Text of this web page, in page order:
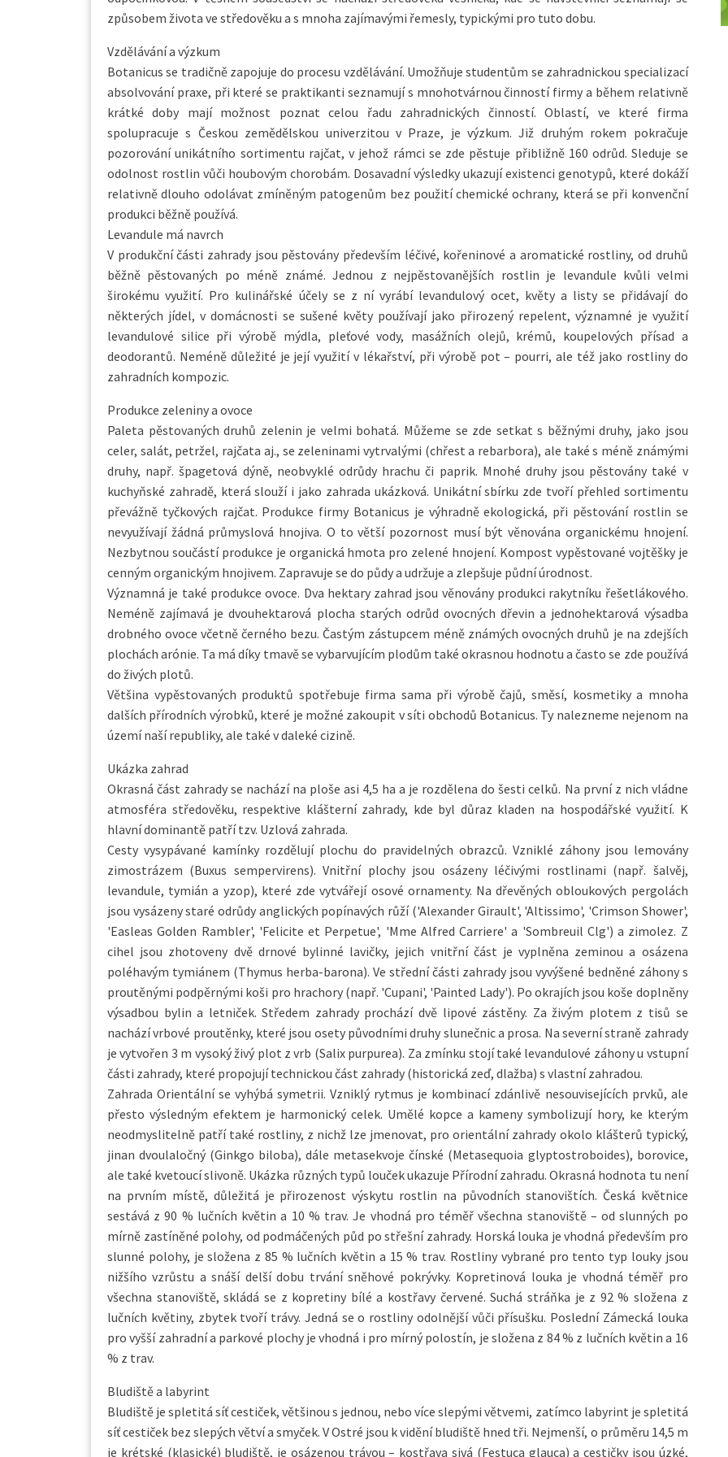
způsobem života ve středověku a s mnoha zajímavými řemesly, typickými pro tuto dobu.
Vzdělávání a výzkum
Botanicus se tradičně zapojuje do procesu vzdělávání. Umožňuje studentům se zahradnickou specializací
absolvování praxe, při které se praktikanti seznamují s mnohotvárnou činností firmy a během relativně
krátké doby mají možnost poznat celou řadu zahradnických činností. Oblastí, ve které firma
spolupracuje s Českou zemědělskou univerzitou v Praze, je výzkum. Již druhým rokem pokračuje
pozorování unikátního sortimentu rajčat, v jehož rámci se zde pěstuje přibližně 160 odrůd. Sleduje se
odolnost rostlin vůči houbovým chorobám. Dosavadní výsledky ukazují existenci genotypů, které dokáží
relativně dlouho odolávat zmíněným patogenům bez použití chemické ochrany, která se při konvenční
produkci běžně používá.
Levandule má navrch
V produkční části zahrady jsou pěstovány především léčivé, kořeninové a aromatické rostliny, od druhů
běžně pěstovaných po méně známé. Jednou z nejpěstovanějších rostlin je levandule kvůli velmi
širokému využití. Pro kulinářské účely se z ní vyrábí levandulový ocet, květy a listy se přidávají do
některých jídel, v domácnosti se sušené květy používají jako přirozený repelent, významné je využití
levandulové silice při výrobě mýdla, pleťové vody, masážních olejů, krémů, koupelových přísad a
deodorantů. Neméně důležité je její využití v lékařství, při výrobě pot – pourri, ale též jako rostliny do
zahradních kompozic.
Produkce zeleniny a ovoce
Paleta pěstovaných druhů zelenin je velmi bohatá. Můžeme se zde setkat s běžnými druhy, jako jsou
celer, salát, petržel, rajčata aj., se zeleninami vytrvalými (chřest a rebarbora), ale také s méně známými
druhy, např. špagetová dýně, neobvyklé odrůdy hrachu či paprik. Mnohé druhy jsou pěstovány také v
kuchyňské zahradě, která slouží i jako zahrada ukázková. Unikátní sbírku zde tvoří přehled sortimentu
převážně tyčkových rajčat. Produkce firmy Botanicus je výhradně ekologická, při pěstování rostlin se
nevyužívají žádná průmyslová hnojiva. O to větší pozornost musí být věnována organickému hnojení.
Nezbytnou součástí produkce je organická hmota pro zelené hnojení. Kompost vypěstované vojtěšky je
cenným organickým hnojivem. Zapravuje se do půdy a udržuje a zlepšuje půdní úrodnost.
Významná je také produkce ovoce. Dva hektary zahrad jsou věnovány produkci rakytníku řešetlákového.
Neméně zajímavá je dvouhektarová plocha starých odrůd ovocných dřevin a jednohektarová výsadba
drobného ovoce včetně černého bezu. Častým zástupcem méně známých ovocných druhů je na zdejších
plochách arónie. Ta má díky tmavě se vybarvujícím plodům také okrasnou hodnotu a často se zde používá
do živých plotů.
Většina vypěstovaných produktů spotřebuje firma sama při výrobě čajů, směsí, kosmetiky a mnoha
dalších přírodních výrobků, které je možné zakoupit v síti obchodů Botanicus. Ty nalezneme nejenom na
území naší republiky, ale také v daleké cizině.
Ukázka zahrad
Okrasná část zahrady se nachází na ploše asi 4,5 ha a je rozdělena do šesti celků. Na první z nich vládne
atmosféra středověku, respektive klášterní zahrady, kde byl důraz kladen na hospodářské využití. K
hlavní dominantě patří tzv. Uzlová zahrada.
Cesty vysypávané kamínky rozdělují plochu do pravidelných obrazců. Vzniklé záhony jsou lemovány
zimostrázem (Buxus sempervirens). Vnitřní plochy jsou osázeny léčivými rostlinami (např. šalvěj,
levandule, tymián a yzop), které zde vytvářejí osové ornamenty. Na dřevěných obloukových pergolách
jsou vysázeny staré odrůdy anglických popínavých růží ('Alexander Girault', 'Altissimo', 'Crimson Shower',
'Easleas Golden Rambler', 'Felicite et Perpetue', 'Mme Alfred Carriere' a 'Sombreuil Clg') a zimolez. Z
cihel jsou zhotoveny dvě drnové bylinné lavičky, jejich vnitřní část je vyplněna zeminou a osázena
poléhavým tymiánem (Thymus herba-barona). Ve střední části zahrady jsou vyvýšené bedněné záhony s
proutěnými podpěrnými koši pro hrachory (např. 'Cupani', 'Painted Lady'). Po okrajích jsou koše doplněny
výsadbou bylin a letniček. Středem zahrady prochází dvě lipové zástěny. Za živým plotem z tisů se
nachází vrbové proutěnky, které jsou osety původními druhy slunečnic a prosa. Na severní straně zahrady
je vytvořen 3 m vysoký živý plot z vrb (Salix purpurea). Za zmínku stojí také levandulové záhony u vstupní
části zahrady, které propojují technickou část zahrady (historická zeď, dlažba) s vlastní zahradou.
Zahrada Orientální se vyhýbá symetrii. Vzniklý rytmus je kombinací zdánlivě nesouvisejících prvků, ale
přesto výsledným efektem je harmonický celek. Umělé kopce a kameny symbolizují hory, ke kterým
neodmyslitelně patří také rostliny, z nichž lze jmenovat, pro orientální zahrady okolo klášterů typický,
jinan dvoulaločný (Ginkgo biloba), dále metasekvoje čínské (Metasequoia glyptostroboides), borovice,
ale také kvetoucí slivoně. Ukázka různých typů louček ukazuje Přírodní zahradu. Okrasná hodnota tu není
na prvním místě, důležitá je přirozenost výskytu rostlin na původních stanovištích. Česká květnice
sestává z 90 % lučních květin a 10 % trav. Je vhodná pro téměř všechna stanoviště – od slunných po
mírně zastíněné polohy, od podmáčených půd po střešní zahrady. Horská louka je vhodná především pro
slunné polohy, je složena z 85 % lučních květin a 15 % trav. Rostliny vybrané pro tento typ louky jsou
nižšího vzrůstu a snáší delší dobu trvání sněhové pokrývky. Kopretinová louka je vhodná téměř pro
všechna stanoviště, skládá se z kopretiny bílé a kostřavy červené. Suchá stráňka je z 92 % složena z
lučních květiny, zbytek tvoří trávy. Jedná se o rostliny odolnější vůči přísušku. Poslední Zámecká louka
pro vyšší zahradní a parkové plochy je vhodná i pro mírný polostín, je složena z 84 % z lučních květin a 16
% z trav.
Bludiště a labyrint
Bludiště je spletitá síť cestiček, většinou s jednou, nebo více slepými větvemi, zatímco labyrint je spletitá
síť cestiček bez slepých větví a smyček. V Ostré jsou k vidění bludiště hned tři. Nejmenší, o průměru 14,5 m
je krétské (klasické) bludiště, je osázenou trávou – kostřava sivá (Festuca glauca) a cestičky jsou úzké,